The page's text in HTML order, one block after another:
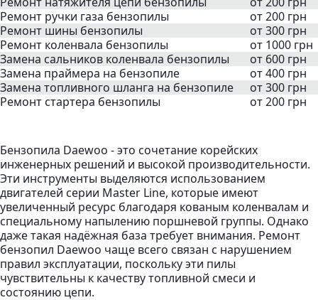
Ремонт ручки газа бензопилы
от 200 грн
Ремонт шины бензопилы
от 300 грн
Ремонт коленвала бензопилы
от 1000 грн
Замена сальников коленвала бензопилы
от 600 грн
Замена праймера на бензопиле
от 400 грн
Замена топливного шланга на бензопиле
от 300 грн
Ремонт стартера бензопилы
от 200 грн
Бензопила Daewoo - это сочетание корейских
инженерных решений и высокой производительности.
Эти инструменты выделяются использованием
двигателей серии Master Line, которые имеют
увеличенный ресурс благодаря кованым коленвалам и
специальному напылению поршневой группы. Однако
даже такая надёжная база требует внимания. Ремонт
бензопил Daewoo чаще всего связан с нарушением
правил эксплуатации, поскольку эти пилы
чувствительны к качеству топливной смеси и
состоянию цепи.